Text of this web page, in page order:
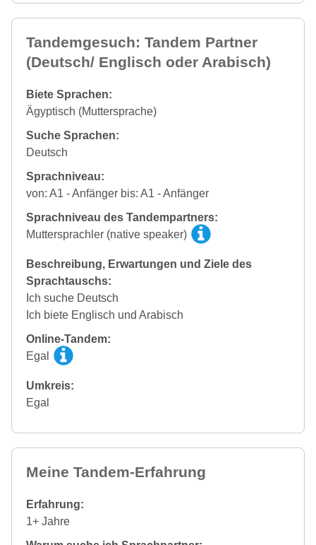
Tandemgesuch: Tandem Partner
(Deutsch/ Englisch oder Arabisch)
Biete Sprachen:
Ägyptisch (Muttersprache)
Suche Sprachen:
Deutsch
Sprachniveau:
von: A1 - Anfänger bis: A1 - Anfänger
Sprachniveau des Tandempartners:
Muttersprachler (native speaker)
Beschreibung, Erwartungen und Ziele des
Sprachtauschs:
Ich suche Deutsch
Ich biete Englisch und Arabisch
Online-Tandem:
Egal
Umkreis:
Egal
Meine Tandem-Erfahrung
Erfahrung:
1+ Jahre